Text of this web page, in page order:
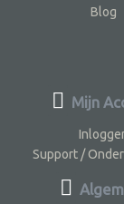
Blog
Mijn
Support /